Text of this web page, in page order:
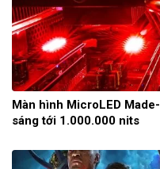
Màn hình MicroLED
sáng tới 1.000.000 nits